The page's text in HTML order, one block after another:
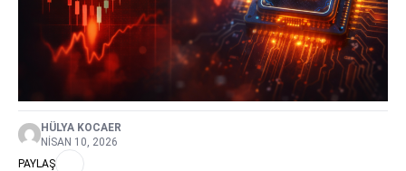
HÜLYA KOCAER
NISAN 10, 2026
PAYLAŞ